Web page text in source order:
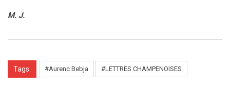
M. J.
Tags: #Aurenc Bebja #LETTRES CHAMPENOISES